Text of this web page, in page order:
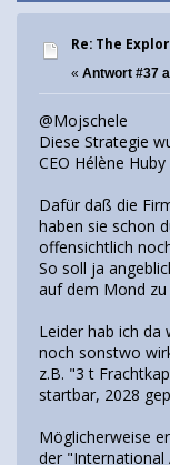
Re: The
« Antwort #37
@Mojschele
Diese Strategie
CEO Hélène
Dafür daß die
haben sie schon
offensichtlich
So soll ja
auf dem Mond zu
Leider hab ich da
noch sonstwo
z.B. "3 t
startbar, 2028
Möglicherweise
der "International